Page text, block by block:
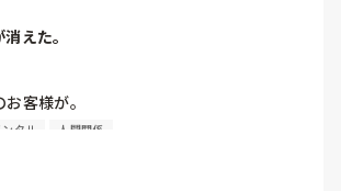
えた。
客様が。
覚えが…。
いたみたい。
ンタル 人間関係